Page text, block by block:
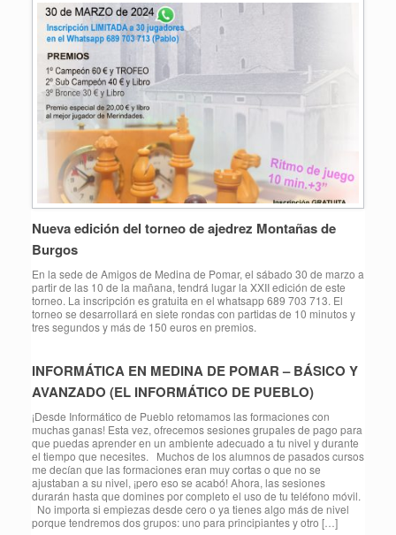
Nueva edición del torneo de ajedrez Montañas de
Burgos
En la sede de Amigos de Medina de Pomar, el sábado 30 de marzo a
partir de las 10 de la mañana, tendrá lugar la XXII edición de este
torneo. La inscripción es gratuita en el whatsapp 689 703 713. El
torneo se desarrollará en siete rondas con partidas de 10 minutos y
tres segundos y más de 150 euros en premios.
INFORMÁTICA EN MEDINA DE POMAR – BÁSICO Y
AVANZADO (EL INFORMÁTICO DE PUEBLO)
¡Desde Informático de Pueblo retomamos las formaciones con
muchas ganas! Esta vez, ofrecemos sesiones grupales de pago para
que puedas aprender en un ambiente adecuado a tu nivel y durante
el tiempo que necesites. Muchos de los alumnos de pasados cursos
me decían que las formaciones eran muy cortas o que no se
ajustaban a su nivel, ¡pero eso se acabó! Ahora, las sesiones
durarán hasta que domines por completo el uso de tu teléfono móvil.
No importa si empiezas desde cero o ya tienes algo más de nivel
porque tendremos dos grupos: uno para principiantes y otro […]